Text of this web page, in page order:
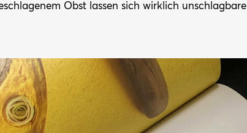
Obst lassen sich wirklich unschlagbare